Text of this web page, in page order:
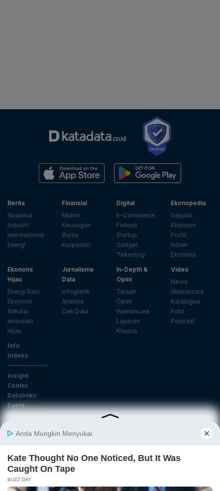
Berita
Nasional
Industri
Internasional
Energi
Finansial
Makro
Keuangan
Bursa
Korporasi
Digital
E-Commerce
Fintech
Startup
Gadget
Teknologi
Ekonopedia
Sejarah
Ekonomi
Profil
Istilah
Ekonomi
Ekonomi
Hijau
Energi Baru
Ekonomi
Sirkular
Investasi
Hijau
Jurnalisme
Data
Infografik
Analisis
Cek Data
In-Depth &
Opini
Telaah
Opini
Wawancara
Laporan
Khusus
Video
News
Wawancara
Katalogue
Foto
Podcast
Info
Indeks
Insight
Center
Databoks
Event
KatadataOto
Email